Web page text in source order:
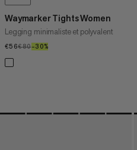
Waymarker Tights Women
Legging minimaliste et polyvalent
€56€56
€80€80
–30%